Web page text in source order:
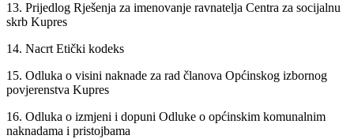
13. Prijedlog Rješenja za imenovanje ravnatelja Centra za socijalnu
skrb Kupres
14. Nacrt Etički kodeks
15. Odluka o visini naknade za rad članova Općinskog izbornog
povjerenstva Kupres
16. Odluka o izmjeni i dopuni Odluke o općinskim komunalnim
naknadama i pristojbama